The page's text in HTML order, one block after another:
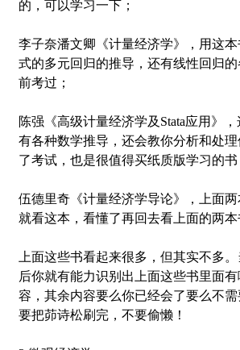
的，可以学习一下；
李子奈潘文卿《计量经济学》，用这
式的多元回归的推导，还有线性回归
前考过；
陈强《高级计量经济学及Stata应用》
有各种数学推导，还会教你分析和处
了考试，也是很值得买纸质版学习的书
伍德里奇《计量经济学导论》，上面
就看这本，看懂了再回去看上面的两本
上面这些书看起来很多，但其实不多
后你就有能力识别出上面这些书里面
容，其余内容要么你已经会了要么不
要把茆诗松刷完，不要偷懒！